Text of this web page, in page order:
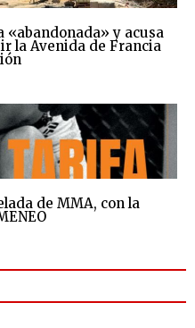
«abandonada» y acusa
la Avenida de Francia
de MMA, con la